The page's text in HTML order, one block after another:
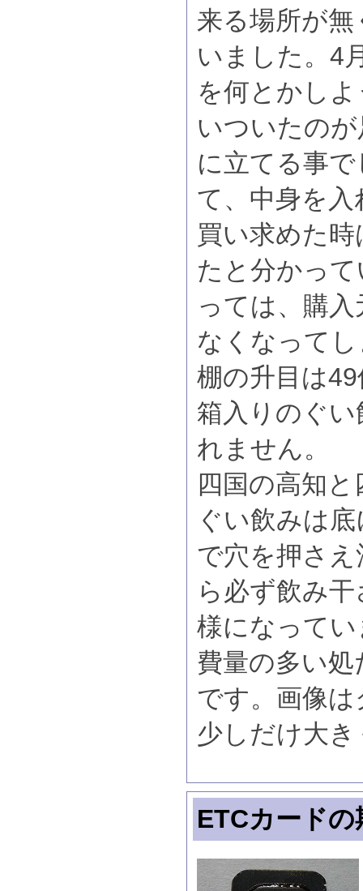
来る場所が
いました。4
を何とかし
いついたの
に立てる事
て、中身を
買い求めた
たと分かっ
っては、購
なくなって
棚の升目は
箱入りのぐ
れません。
四国の高知
ぐい飲みは
で穴を押さ
ら必ず飲み
様になって
費量の多い
です。画像
少しだけ大
ETCカード